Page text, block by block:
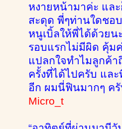
หงายหน้ามาค่ะ แล
สะดุด พี่ๆท่านใดชอบ
หนูเบิ้ลให้พี่ได้ด้วย
รอบแรกไม่มีผิด คุ้ม
แปลกใจทำไมลูกค้
ครั้งที่ได้ไปครับ แล
อีก ผมนี่ฟินมากๆ ค
Micro_t